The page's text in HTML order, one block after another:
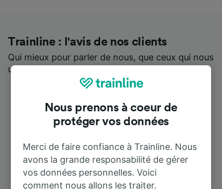
Trainline : l'avis de nos clients
Qui mieux pour parler de nous, que ceux qui nous
utilisent ?
Nous prenons à coeur de
protéger vos données
Merci de faire confiance à Trainline. Nous
avons la grande responsabilité de gérer
vos données personnelles. Voici
comment nous allons les traiter.